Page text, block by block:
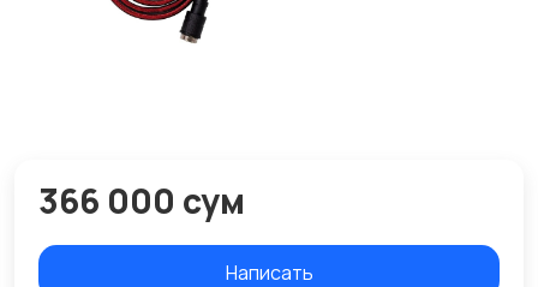
366 000 сум
Написать